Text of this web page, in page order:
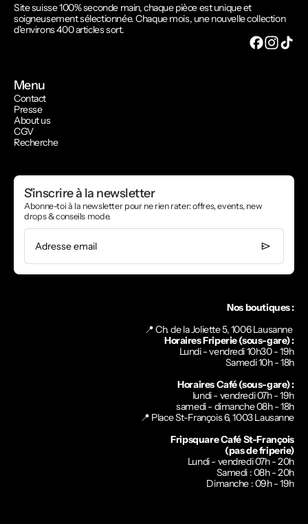
Site suisse 100% seconde main, chaque pièce est unique et
soigneusement sélectionnée. Chaque mois, une nouvelle collection
d'environs 400 articles sort.
Menu
Contact
Presse
About us
CGV
Recherche
S'inscrire à la newsletter
Abonne-toi à la newsletter pour ne rien rater: offres, events, new
drops & conseils mode.
Adresse email
Nos boutiques :
📍 Ch. de la Joliette 5, 1006 Lausanne
Horaires Friperie (sous-gare) :
Lundi - vendredi 10h30 - 19h
Samedi 10h - 18h
Horaires Café (sous-gare) :
lundi - vendredi 07h - 19h
samedi - dimanche 08h - 18h
📍 Place St-François 6, 1003 Lausanne
Fripsquare Café St-François
(pas de friperie)
Lundi - vendredi 07h - 20h
Samedi : 08h - 20h
Dimanche : 09h - 19h